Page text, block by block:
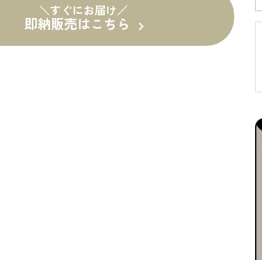
＼すぐにお届け／
即納販売はこちら